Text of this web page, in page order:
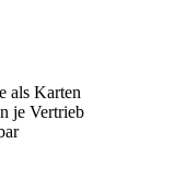
als Karten
je Vertrieb